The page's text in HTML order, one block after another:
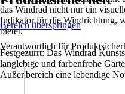
das Windrad nicht nur ein
Indikator für die Windrichtung,
bietet.
Festgezurrt: Das Windrad
langlebige und farbenfrohe
Außenbereich eine lebendige
Bereich überspringen
Verantwortlich für